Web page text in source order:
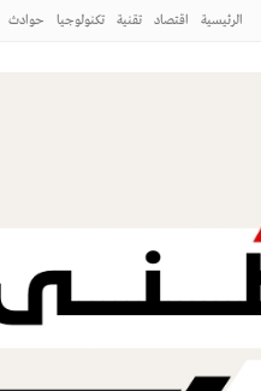
الرئيسية اقتصاد تقنية تكنولوجيا حوادث